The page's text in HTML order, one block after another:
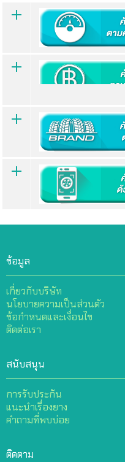
ข้อมูล
เกี่ยวกับบริษัท
นโยบายความเป็นส่วนตัว
ข้อกำหนดและเงื่อนไข
ติดต่อเรา
สนับสนุน
การรับประกัน
แนะนำเรื่องยาง
คำถามที่พบบ่อย
ติดตาม